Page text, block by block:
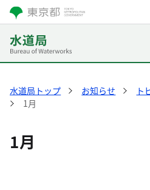
水道局トップ お知らせ ト
1月
1月